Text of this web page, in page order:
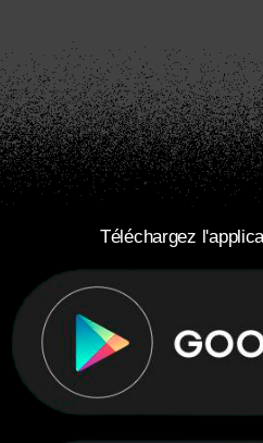
Téléchargez